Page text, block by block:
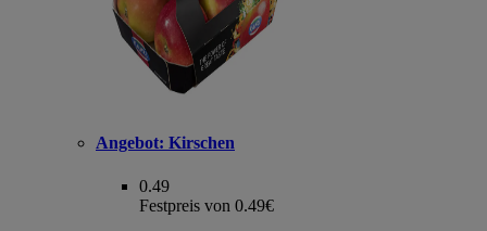
Angebot: Kirschen
0.49
Festpreis von 0.49€